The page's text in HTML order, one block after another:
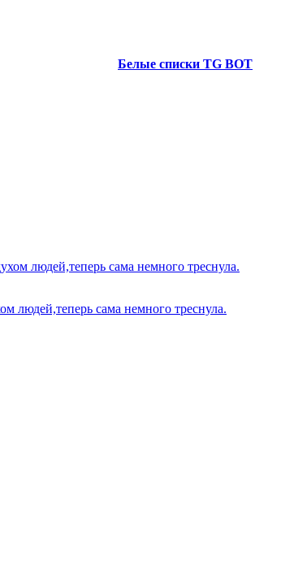
Белые списки TG BOT
людей,теперь сама немного треснула.